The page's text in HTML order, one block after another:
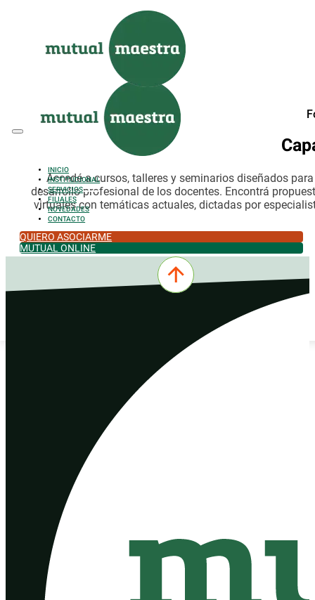
Saltar al pie de página
INICIO
INSTITUCIONAL
SERVICIOS
FILIALES
NOVEDADES
CONTACTO
QUIERO ASOCIARME
MUTUAL ONLINE
Accedé a cursos, talleres y seminarios diseñados
desarrollo profesional de los docentes. Encontrá
virtuales con temáticas actuales, dictadas por